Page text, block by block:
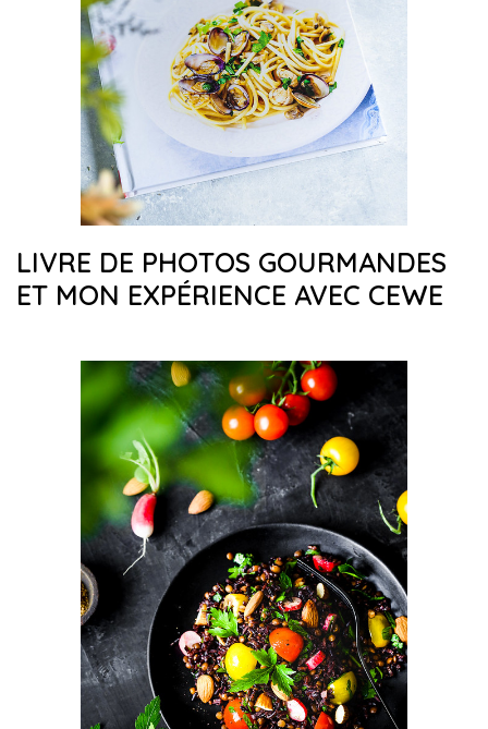
LIVRE DE PHOTOS GOURMANDES
ET MON EXPÉRIENCE AVEC CEWE